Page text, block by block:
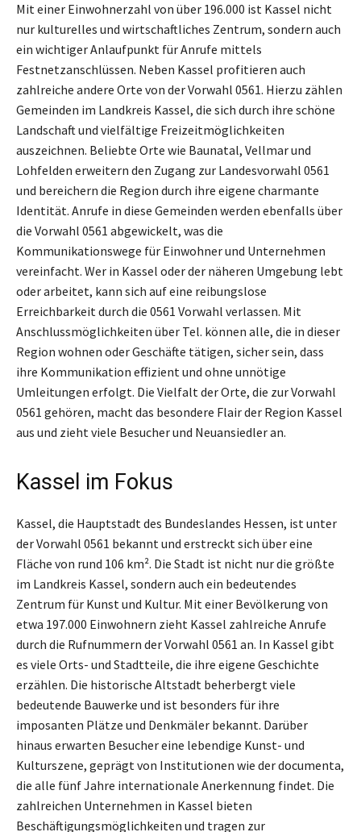
Mit einer Einwohnerzahl von über 196.000 ist Kassel nicht
nur kulturelles und wirtschaftliches Zentrum, sondern auch
ein wichtiger Anlaufpunkt für Anrufe mittels
Festnetzanschlüssen. Neben Kassel profitieren auch
zahlreiche andere Orte von der Vorwahl 0561. Hierzu zählen
Gemeinden im Landkreis Kassel, die sich durch ihre schöne
Landschaft und vielfältige Freizeitmöglichkeiten
auszeichnen. Beliebte Orte wie Baunatal, Vellmar und
Lohfelden erweitern den Zugang zur Landesvorwahl 0561
und bereichern die Region durch ihre eigene charmante
Identität. Anrufe in diese Gemeinden werden ebenfalls über
die Vorwahl 0561 abgewickelt, was die
Kommunikationswege für Einwohner und Unternehmen
vereinfacht. Wer in Kassel oder der näheren Umgebung lebt
oder arbeitet, kann sich auf eine reibungslose
Erreichbarkeit durch die 0561 Vorwahl verlassen. Mit
Anschlussmöglichkeiten über Tel. können alle, die in dieser
Region wohnen oder Geschäfte tätigen, sicher sein, dass
ihre Kommunikation effizient und ohne unnötige
Umleitungen erfolgt. Die Vielfalt der Orte, die zur Vorwahl
0561 gehören, macht das besondere Flair der Region Kassel
aus und zieht viele Besucher und Neuansiedler an.
Kassel im Fokus
Kassel, die Hauptstadt des Bundeslandes Hessen, ist unter
der Vorwahl 0561 bekannt und erstreckt sich über eine
Fläche von rund 106 km². Die Stadt ist nicht nur die größte
im Landkreis Kassel, sondern auch ein bedeutendes
Zentrum für Kunst und Kultur. Mit einer Bevölkerung von
etwa 197.000 Einwohnern zieht Kassel zahlreiche Anrufe
durch die Rufnummern der Vorwahl 0561 an. In Kassel gibt
es viele Orts- und Stadtteile, die ihre eigene Geschichte
erzählen. Die historische Altstadt beherbergt viele
bedeutende Bauwerke und ist besonders für ihre
imposanten Plätze und Denkmäler bekannt. Darüber
hinaus erwarten Besucher eine lebendige Kunst- und
Kulturszene, geprägt von Institutionen wie der documenta,
die alle fünf Jahre internationale Anerkennung findet. Die
zahlreichen Unternehmen in Kassel bieten
Beschäftigungsmöglichkeiten und tragen zur